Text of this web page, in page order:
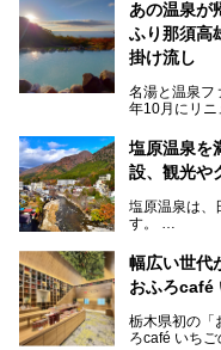
───
提供元：大江
R】
この記事は大
記事です。
こだわりのサ
呂、食事処、
ませんが、鬼
一日リフレッ
スポットです
日サウナや温
ますよ。
あの温泉が
ふり那須高
掛け流し
名湯と温泉フ
年10月にリニ
した。
那須湯本の温
許される露天
た。
2名1室利用で
───
提供元：ア
この記事はほ
塩原温泉を
設、観光や
塩原温泉は、
す。
栃木県の北部
古くから多く
た。
温泉に加えて
こでしか味わ
幅広い世代
おふろcafé
栃木県初の「
ろcafé いち